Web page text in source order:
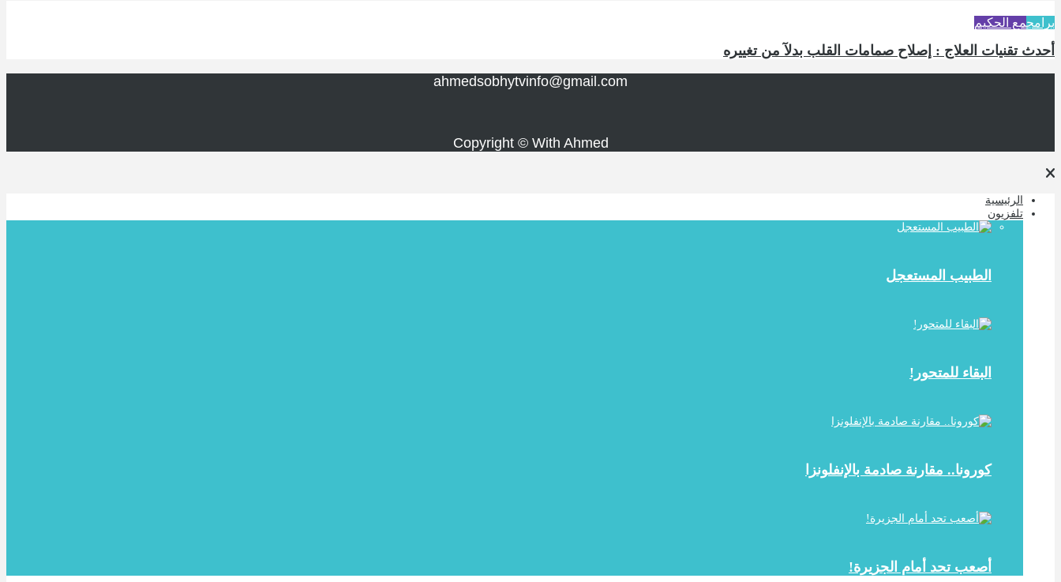
برامجمع الحكيم
أحدث تقنيات العلاج : إصلاح صمامات القلب بدلآ من تغييره
ahmedsobhytvinfo@gmail.com
Copyright © With Ahmed
الرئيسية
تلفزيون
الطبيب المستعجل
البقاء للمتحور!
كورونا.. مقارنة صادمة بالإنفلونزا
أصعب تحد أمام الجزيرة!